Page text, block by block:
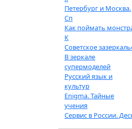
Петербург и Москва.
Сп
Как поймать
К
Советское
В зеркале
супермоделей
Русский язык и
культур
Enigma. Тайные
учения
Сервис в России.